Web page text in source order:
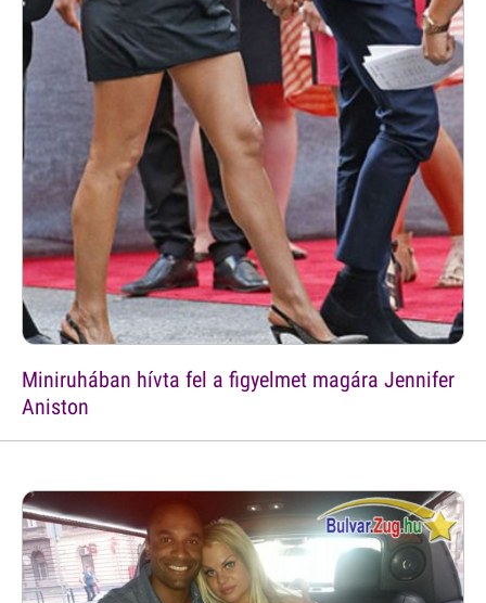
Miniruhában hívta fel a figyelmet magára Jennifer
Aniston